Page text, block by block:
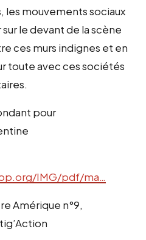
mouvements sociaux
le devant de la scène
ces murs indignes et en
toute avec ces sociétés
pour
IMG/pdf/ma…
Amérique n°9,